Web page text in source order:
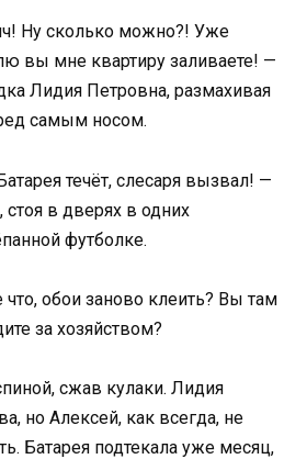
Ну сколько можно?! Уже
вы мне квартиру заливаете! —
Лидия Петровна, размахивая
самым носом.
течёт, слесаря вызвал! —
в дверях в одних
футболке.
обои заново клеить? Вы там
за хозяйством?
сжав кулаки. Лидия
но Алексей, как всегда, не
Батарея подтекала уже месяц,